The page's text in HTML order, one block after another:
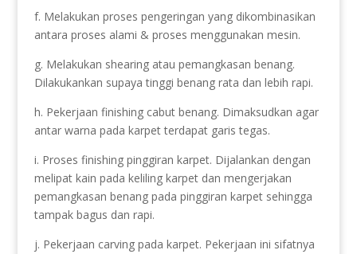
f. Melakukan proses pengeringan yang dikombinasikan
antara proses alami & proses menggunakan mesin.
g. Melakukan shearing atau pemangkasan benang.
Dilakukankan supaya tinggi benang rata dan lebih rapi.
h. Pekerjaan finishing cabut benang. Dimaksudkan agar
antar warna pada karpet terdapat garis tegas.
i. Proses finishing pinggiran karpet. Dijalankan dengan
melipat kain pada keliling karpet dan mengerjakan
pemangkasan benang pada pinggiran karpet sehingga
tampak bagus dan rapi.
j. Pekerjaan carving pada karpet. Pekerjaan ini sifatnya